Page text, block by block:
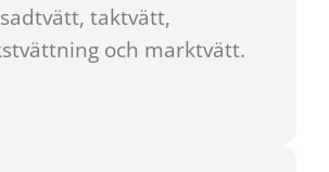
taktvätt,
och marktvätt.